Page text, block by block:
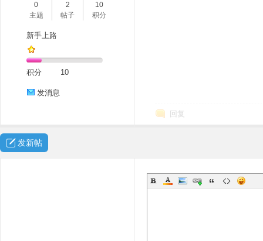
0
主题
2
帖子
10
积分
新手上路
积分 10
发消息
回复
发新帖